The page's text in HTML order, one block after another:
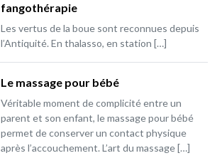
fangothérapie
Les vertus de la boue sont reconnues depuis
l’Antiquité. En thalasso, en station […]
Le massage pour bébé
Véritable moment de complicité entre un
parent et son enfant, le massage pour bébé
permet de conserver un contact physique
après l’accouchement. L’art du massage […]